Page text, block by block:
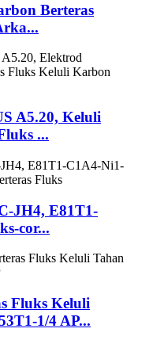
Berteras
A5.20, Keluli
...
JH4, E81T1-
cor...
Fluks Keluli
1/4 AP...